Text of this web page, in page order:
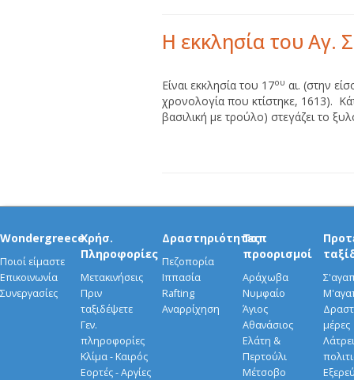
Η εκκλησία του Αγ.
Είναι εκκλησία του 17ου αι. (στην
χρονολογία που κτίστηκε, 1613).
βασιλική με τρούλο) στεγάζει το
Wondergreece
Ποιοί είμαστε
Επικοινωνία
Συνεργασίες
Χρήσ.
Πληροφορίες
Μετακινήσεις
Πριν
ταξιδέψετε
Γεν.
πληροφορίες
Κλίμα - Καιρός
Εορτές - Αργίες
Δραστηριότητες
Πεζοπορία
Ιππασία
Rafting
Αναρρίχηση
Τοπ
προορισμοί
Αράχωβα
Νυμφαίο
Άγιος
Αθανάσιος
Ελάτη &
Περτούλι
Μέτσοβο
μέρες